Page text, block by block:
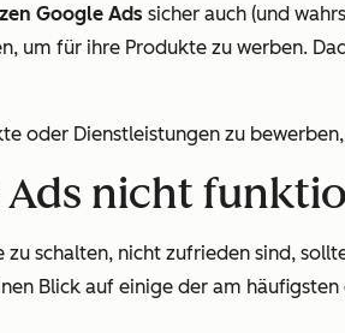
Google Ads sicher auch (und
um für ihre Produkte zu werben.
oder Dienstleistungen zu
nicht
schalten, nicht zufrieden sind,
Blick auf einige der am häufigsten